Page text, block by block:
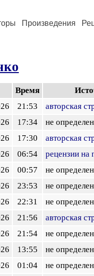
Произведения
Время
21:53
авторская
17:34
не определен
17:30
авторская
06:54
рецензии на
00:57
не определен
23:53
не определен
22:31
не определен
21:56
авторская
21:54
не определен
13:55
не определен
01:04
не определен